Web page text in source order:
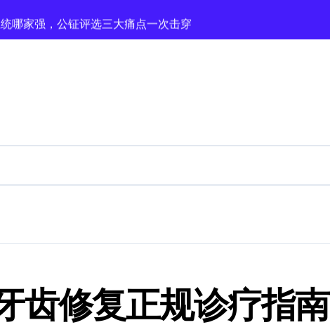
哪家强，公钲评选三大痛点一次击穿
医院为93岁患者成功实施青光眼+白内障手术
高度近视患者“抢时间”摘镜
研学古法扎染非遗技艺
北正规生产厂家盘点梳理
齿修复正规诊疗指南